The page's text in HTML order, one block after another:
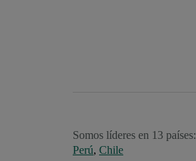
Somos líderes en 13 países:
Perú, Chile